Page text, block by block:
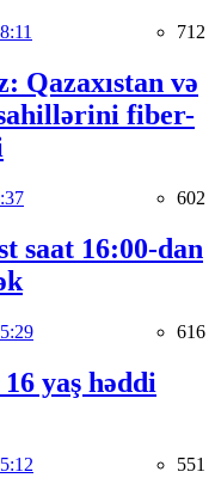
712
Qazaxıstan və
fiber-
602
saat 16:00-dan
616
yaş həddi
551